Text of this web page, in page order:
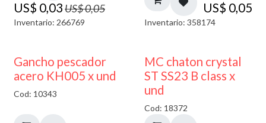
US$ 0,03US$0,05
Inventario: 266769
US$ 0,05
Inventario: 358174
Gancho pescador
acero KH005 x und
Cod: 10343
MC chaton crystal
ST SS23 B class x
und
Cod: 18372